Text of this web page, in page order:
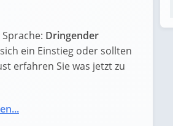
Dringender
ein Einstieg oder sollten
erfahren Sie was jetzt zu